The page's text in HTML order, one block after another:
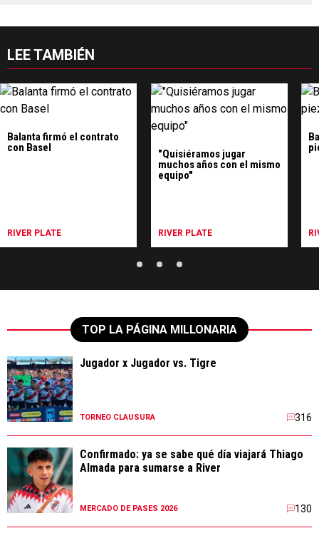
LEE TAMBIÉN
Balanta firmó el contrato
con Basel
RIVER PLATE
"Quisiéramos jugar
muchos años con el mismo
equipo"
RIVER PLATE
TOP LA PÁGINA MILLONARIA
Jugador x Jugador vs. Tigre
TORNEO CLAUSURA 316
Confirmado: ya se sabe qué día viajará Thiago
Almada para sumarse a River
MERCADO DE PASES 2026 130